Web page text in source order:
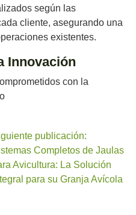
según las
cliente, asegurando una
existentes.
Innovación
con la
publicación:
Completos de Jaulas
Avicultura: La Solución
para su Granja Avícola